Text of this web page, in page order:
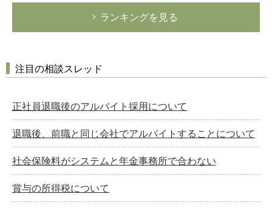
ランキングを見る
注目の相談スレッド
正社員退職後のアルバイト採用について
退職後、前職と同じ会社でアルバイトすることについて
社会保険料がシステムと年金事務所で合わない
賞与の所得税について